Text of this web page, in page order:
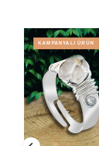
KAMPANYALI ÜRÜN